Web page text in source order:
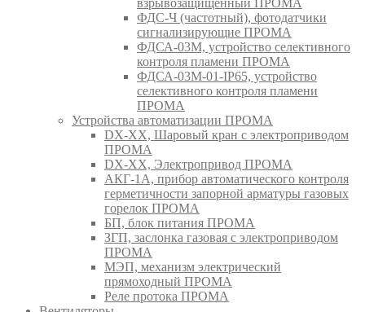
взрывозащищенный ПРОМА
ФДС-Ч (частотный), фотодатчики
сигнализирующие ПРОМА
ФДСА-03М, устройство селективного
контроля пламени ПРОМА
ФДСА-03М-01-IP65, устройство
селективного контроля пламени
ПРОМА
Устройства автоматизации ПРОМА
DX-XX, Шаровый кран c электроприводом
ПРОМА
DX-XX, Электропривод ПРОМА
АКГ-1А, прибор автоматического контроля
герметичности запорной арматуры газовых
горелок ПРОМА
БП, блок питания ПРОМА
ЗГП, заслонка газовая с электроприводом
ПРОМА
МЭП, механизм электрический
прямоходный ПРОМА
Реле протока ПРОМА